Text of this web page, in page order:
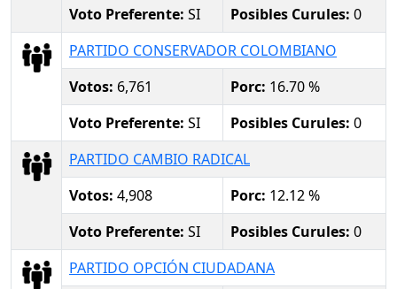
Voto Preferente: SI Posibles Curules: 0
PARTIDO CONSERVADOR COLOMBIANO
Votos: 6,761 Porc: 16.70 %
Voto Preferente: SI Posibles Curules: 0
PARTIDO CAMBIO RADICAL
Votos: 4,908 Porc: 12.12 %
Voto Preferente: SI Posibles Curules: 0
PARTIDO OPCIÓN CIUDADANA